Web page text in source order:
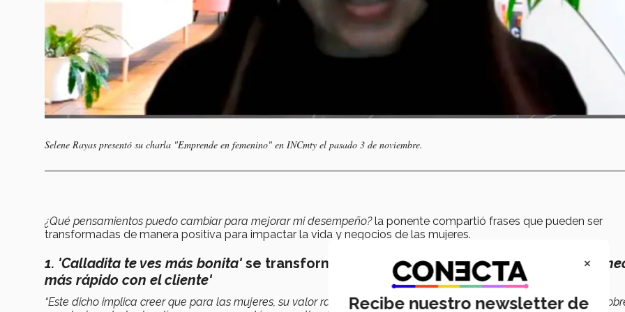
Selene Rayas presentó su charla "Emprende en femenino" en INCmty el pasado 3 de noviembre.
¿Qué pensamientos puedo cambiar para mejorar mi desempeño?la ponente compartió frases que pueden ser
transformadas de manera positiva para impactar la vida y negocios de las mujeres.
1. 'Calladita te ves más bonita'se transforma en '
Mi riqueza emocional me permite
más rápido con el cliente'
“Este dicho implica creer que para las mujeres, su valor radica en su apariencia… Realmente hay que reflexionar
×
Recibe nuestro newsletter de